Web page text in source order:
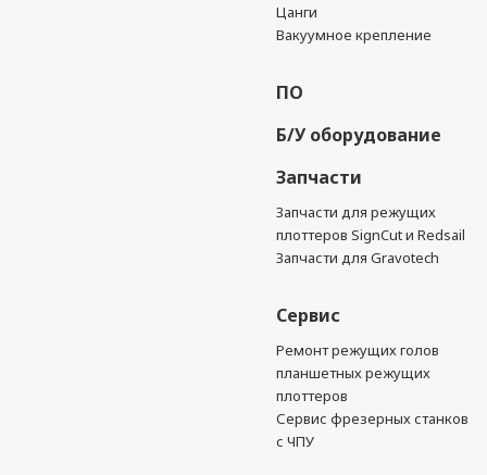
Цанги
Вакуумное крепление
ПО
Б/У оборудование
Запчасти
Запчасти для режущих
плоттеров SignCut и Redsail
Запчасти для Gravotech
Сервис
Ремонт режущих голов
планшетных режущих
плоттеров
Сервис фрезерных станков
с ЧПУ